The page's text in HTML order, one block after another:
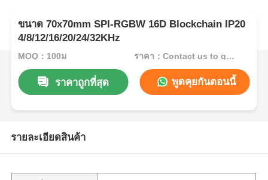
ขนาด 70x70mm SPI-RGBW 16D Blockchain IP20
4/8/12/16/20/24/32KHz
MOQ：100ม ราคา：Contact us to get best price
ราคาถูกที่สุด พูดคุยกันตอนนี้
รายละเอียดสินค้า